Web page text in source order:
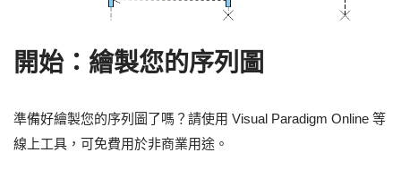
開始：繪製您的序列圖
準備好繪製您的序列圖了嗎？請使用 Visual Paradigm Online 等
線上工具，可免費用於非商業用途。